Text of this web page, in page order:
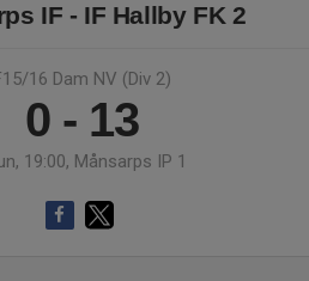
IF - IF Hallby FK 2
16 Dam NV (Div 2)
0 - 13
19:00, Månsarps IP 1